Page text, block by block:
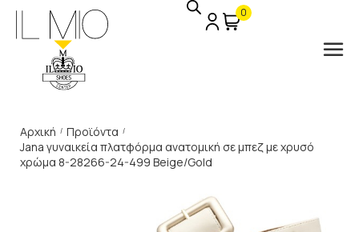
0
Αρχική / Προϊόντα /
Jana γυναικεία πλατφόρμα ανατομική σε μπεζ με χρυσό
χρώμα 8-28266-24-499 Beige/Gold